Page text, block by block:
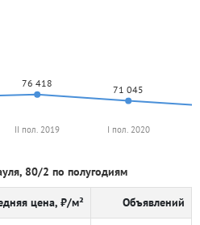
76 418
71 045
II пол. 2019 I пол. 2020
80/2 по полугодиям
цена, ₽/м² Объявлений